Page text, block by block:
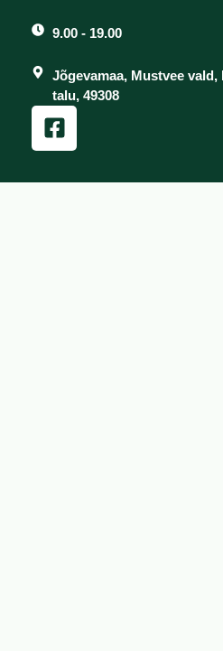
9.00 - 19.00
Jõgevamaa, Mustvee vald,
talu, 49308